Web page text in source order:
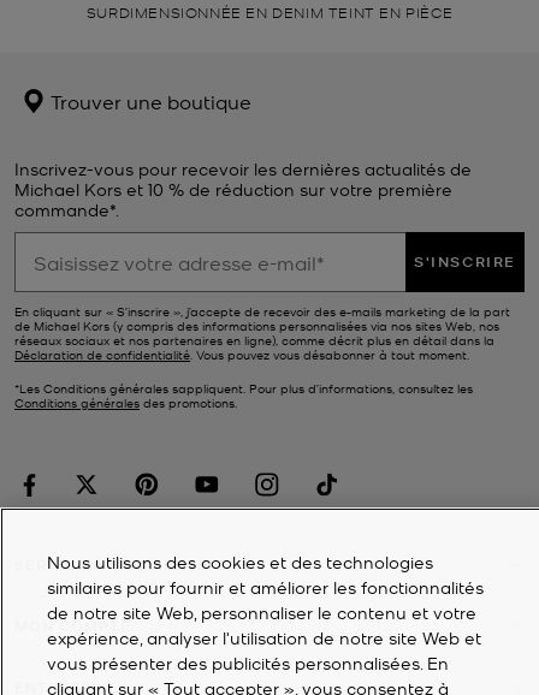
SURDIMENSIONNÉE EN DENIM TEINT EN PIÈCE
Trouver une boutique
Inscrivez-vous pour recevoir les dernières actualités de
Michael Kors et 10 % de réduction sur votre première
commande*.
S'INSCRIRE
En cliquant sur « S’inscrire », j’accepte de recevoir des e-mails marketing de la part
de Michael Kors (y compris des informations personnalisées via nos sites Web, nos
réseaux sociaux et nos partenaires en ligne), comme décrit plus en détail dans la
Déclaration de confidentialité. Vous pouvez vous désabonner à tout moment.
*Les Conditions générales sappliquent. Pour plus d’informations, consultez les
Conditions générales des promotions.
SERVICE À LA CLIENTÈLE
MON COMPTE
ENTREPRISE
Nous utilisons des cookies et des technologies
similaires pour fournir et améliorer les fonctionnalités
de notre site Web, personnaliser le contenu et votre
expérience, analyser l'utilisation de notre site Web et
vous présenter des publicités personnalisées. En
cliquant sur « Tout accepter », vous consentez à